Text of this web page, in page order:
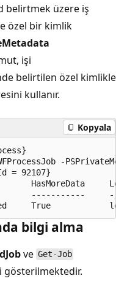
belirtmek üzere iş
özel bir kimlik
işi
belirtilen özel kimlikle
kullanır.
Kopyala
-
= 92107}
HasMoreData
-----------
bilgi alma
ve Get-Job
gösterilmektedir.